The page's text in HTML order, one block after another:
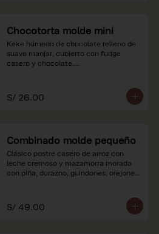
Chocotorta molde mini
Keke húmedo de chocolate relleno de
suave manjar, cubierto con fudge
casero y chocolate.
soles e incluyen impuestos de ley y
recargo al consumo. Imagenes
S/ 26.00
Combinado molde pequeño
Clásico postre casero de arroz con
leche cremoso y mazamorra morada
con piña, durazno, guindones, orejones
*Nuestros precios están expresados en
soles e incluyen impuestos de ley y
S/ 49.00